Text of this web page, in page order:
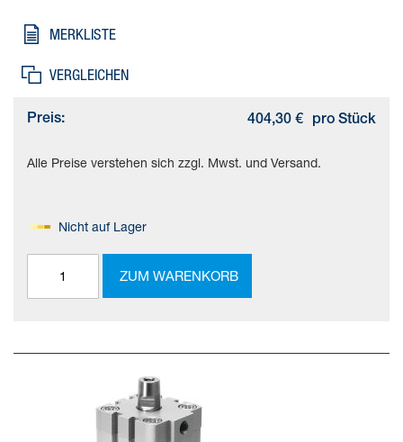
MERKLISTE
VERGLEICHEN
Preis: 404,30 € pro Stück
Alle Preise verstehen sich zzgl. Mwst. und Versand.
Nicht auf Lager
ZUM WARENKORB